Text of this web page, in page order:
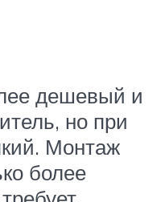
дешевый и
но при
Монтаж
более